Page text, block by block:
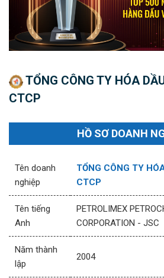
TỔNG CÔNG TY HÓA
CTCP
HỒ SƠ DOANH
Tên doanh
nghiệp
TỔNG CÔNG TY
CTCP
Tên tiếng
Anh
PETROLIMEX
CORPORATION - JSC
Năm thành
lập
2004